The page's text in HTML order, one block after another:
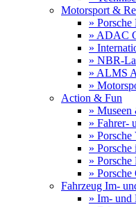
Motorsport &
»
» ADAC
»
» NBR-
» ALMS
»
Action & Fun
» Museen
» Fahrer-
» Porsche
»
» Porsche
» Porsche
Fahrzeug Im-
» Im- und